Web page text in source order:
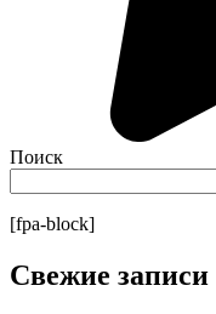
Поиск
[fpa-block]
Свежие записи